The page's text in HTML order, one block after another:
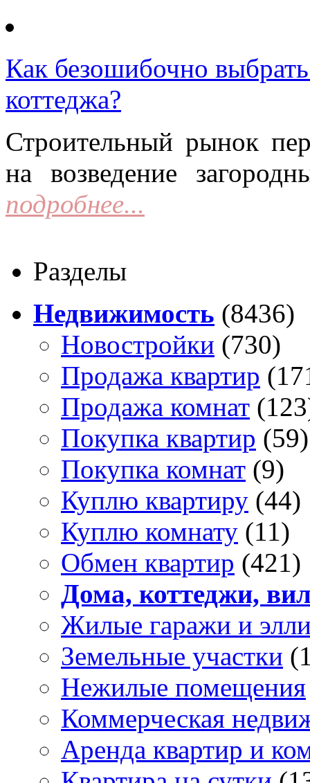
Как безошибочно
коттеджа?
Строительный рынок
на возведение
подробнее...
Разделы
Недвижимость (8436)
Новостройки (730)
Продажа квартир
Продажа комнат
Покупка квартир (59)
Покупка комнат (9)
Куплю квартиру (44)
Куплю комнату (11)
Обмен квартир (421)
Дома, коттеджи,
Жилые гаражи и
Земельные участки
Нежилые помещения
Коммерческая
Аренда квартир и